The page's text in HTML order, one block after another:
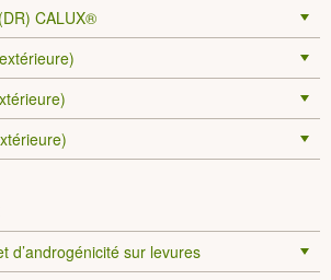
CALUX®
d’androgénicité sur levures